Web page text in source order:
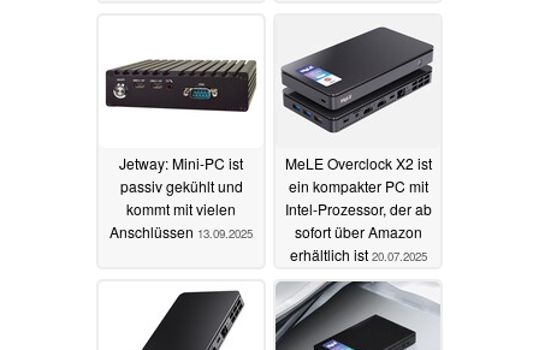
18.09.2025
Jetway: Mini-PC ist
passiv gekühlt und
kommt mit vielen
Anschlüssen 13.09.2025
MeLE Overclock X2 ist
ein kompakter PC mit
Intel-Prozessor, der ab
sofort über Amazon
erhältlich ist 20.07.2025